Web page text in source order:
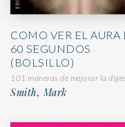
COMO VER EL AURA
60 SEGUNDOS
(BOLSILLO)
101 maneras de mejorar la
Smith, Mark